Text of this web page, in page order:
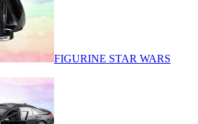
FIGURINE STAR WARS